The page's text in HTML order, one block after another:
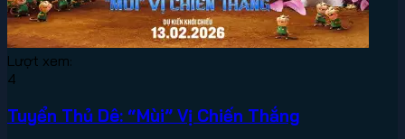
Lượt xem:
4
Tuyển Thủ Dê: “Mùi” Vị Chiến Thắng